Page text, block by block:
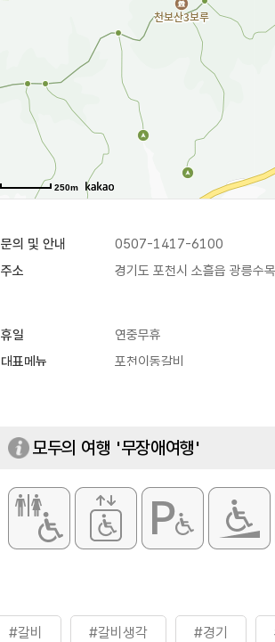
250m
문의 및 안내 0507-1417-6100
주소
경기도 포천시 소흘읍 광릉수
휴일
연중무휴
대표메뉴
포천이동갈비
모두의 여행 '무장애여행'
#갈비 #갈비생각 #경기